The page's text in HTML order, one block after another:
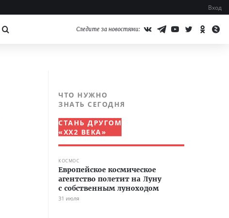
Вход
Следите за новостями:
ЧТО НУЖНО
ЗНАТЬ СЕГОДНЯ
СТАНЬ ДРУГОМ
«XX2 ВЕКА»
КОСМОС
Европейское космическое
агентство полетит на Луну
с собственным луноходом
31 июля